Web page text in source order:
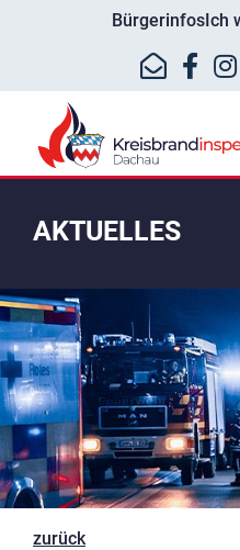
BürgerinfosIch
AKTUELLES
zurück